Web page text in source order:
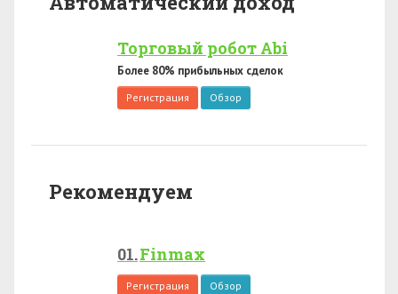
Торговый робот Abi
Более 80% прибыльных сделок
Регистрация Обзор
Рекомендуем
Finmax
Регистрация Обзор